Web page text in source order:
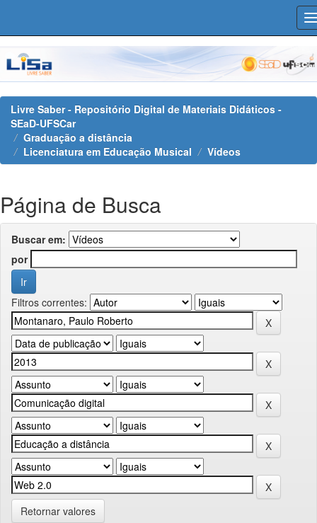
navigation
Livre Saber - Repositório Digital de Materiais Didáticos -
SEaD-UFSCar
Graduação a distância
Licenciatura em Educação Musical
Vídeos
Página de Busca
Buscar em:
por
Filtros correntes:
Retornar valores